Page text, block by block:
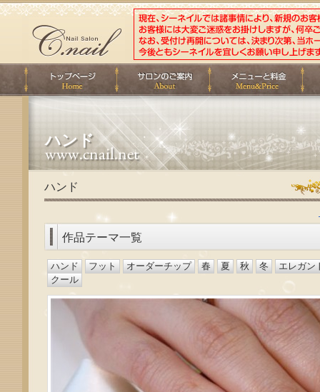
ハンド
ハンド
作品テーマ一覧
ハンド フット オーダーチップ 春 夏 秋 冬
エレガン
クール